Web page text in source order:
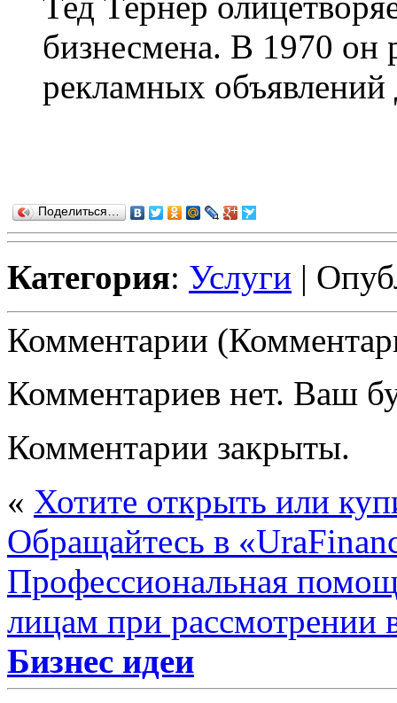
бизнесмена. В 1970 он
рекламных
Поделиться…
Категория: Услуги |
Комментарии
Комментариев нет. Ваш
Комментарии закрыты.
« Хотите открыть или
Обращайтесь в
Профессиональная
лицам при рассмотрении
Бизнес идеи